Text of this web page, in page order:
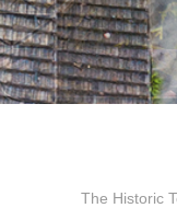
The Historic